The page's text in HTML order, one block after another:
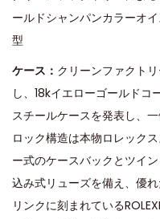
ールドシャンパンカラーオ
型
ケース： クリーンファクト
し、18kイエローゴールド
スチールケースを発表し、
ロック構造は本物ロレック
ー式のケースバックとツイ
込み式リューズを備え、優
リンクに刻まれている